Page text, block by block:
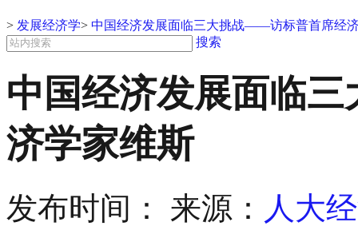
> 发展经济学> 中国经济发展面临三大挑战——访标普首席经
搜索
中国经济发展面临
济学家维斯
发布时间： 来源： 人大